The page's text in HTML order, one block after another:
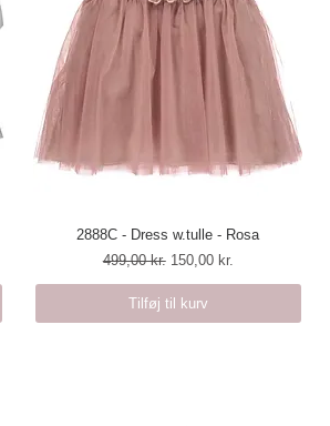
Hurtigvisning
2888C - Dress w.tulle - Rosa
Regulær pris
499,00 kr. Salgspris
150,00 kr.
Tilføj til kurv